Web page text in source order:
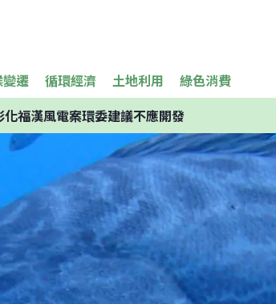
遷 循環經濟 土地利用 綠色消費
福漢風電案環委建議不應開發